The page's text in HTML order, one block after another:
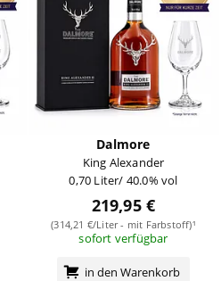
Dalmore
King Alexander
0,70 Liter/ 40.0% vol
219,95 €
(314,21 €/Liter - mit Farbstoff)¹
sofort verfügbar
in den Warenkorb